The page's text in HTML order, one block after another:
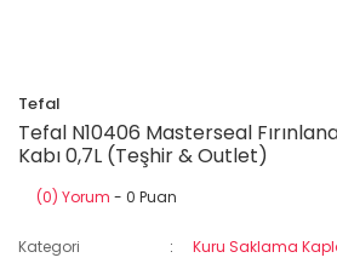
Tefal
Tefal N10406 Masterseal
Kabı 0,7L (Teşhir & Outlet)
(0) Yorum - 0 Puan
Kategori Kuru Saklama